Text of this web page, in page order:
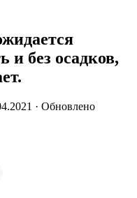
и без осадков,
· Обновлено